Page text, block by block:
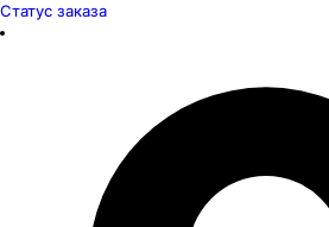
Статус заказа